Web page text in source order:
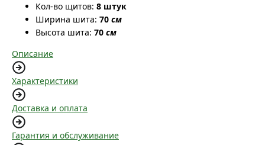
Кол-во щитов: 8 штук
Ширина шита: 70 см
Высота шита: 70 см
Описание
Характеристики
Доставка и оплата
Гарантия и обслуживание